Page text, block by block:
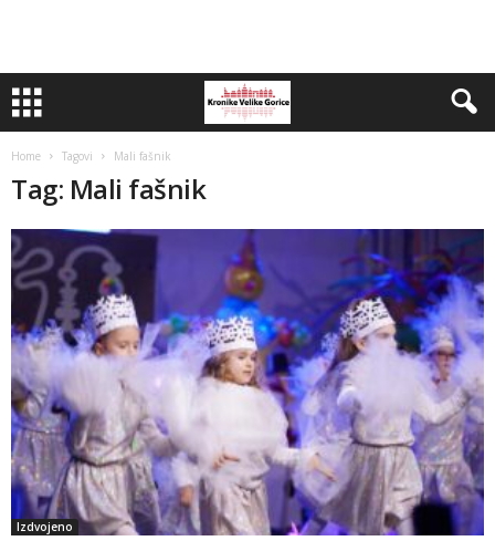
Home Tagovi Mali fašnik
Tag: Mali fašnik
Izdvojeno